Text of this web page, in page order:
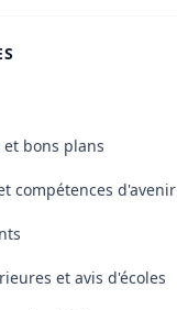
et bons plans
compétences d'avenir
et avis d'écoles